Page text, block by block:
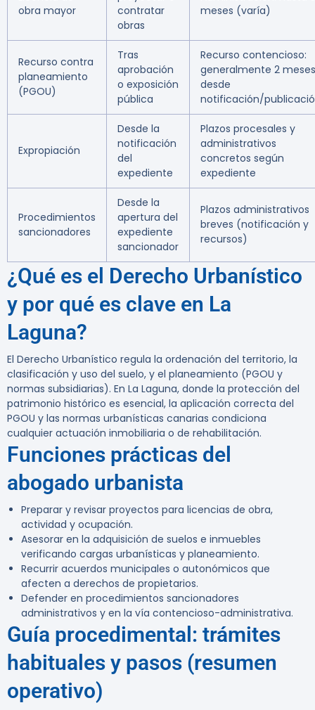
obra mayor
contratar
obras
meses (varía)
Recurso contra
planeamiento
(PGOU)
Tras
aprobación
o exposición
pública
Recurso contencioso:
generalmente 2 meses
desde
notificación/
Expropiación
Desde la
notificación
del
expediente
Plazos procesales y
administrativos
concretos según
expediente
Procedimientos
sancionadores
Desde la
apertura del
expediente
sancionador
Plazos administrativos
breves (notificación y
recursos)
¿Qué es el Derecho Urbanístico
y por qué es clave en La
Laguna?
El Derecho Urbanístico regula la ordenación del territorio, la
clasificación y uso del suelo, y el planeamiento (PGOU y
normas subsidiarias). En La Laguna, donde la protección del
patrimonio histórico es esencial, la aplicación correcta del
PGOU y las normas urbanísticas canarias condiciona
cualquier actuación inmobiliaria o de rehabilitación.
Funciones prácticas del
abogado urbanista
Preparar y revisar proyectos para licencias de obra,
actividad y ocupación.
Asesorar en la adquisición de suelos e inmuebles
verificando cargas urbanísticas y planeamiento.
Recurrir acuerdos municipales o autonómicos que
afecten a derechos de propietarios.
Defender en procedimientos sancionadores
administrativos y en la vía contencioso-administrativa.
Guía procedimental: trámites
habituales y pasos (resumen
operativo)